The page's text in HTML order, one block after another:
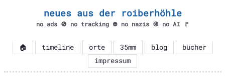
neues aus der roiberhöhle
no ads 🚫 no tracking ⛔ no nazis 🚯 no AI 🚩
🏠 timeline orte 35mm blog
bücher
impressum